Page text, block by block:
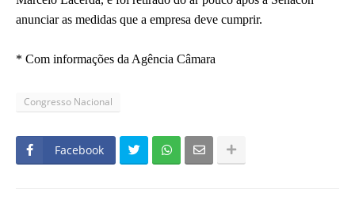
anunciar as medidas que a empresa deve cumprir.
* Com informações da Agência Câmara
Congresso Nacional
Facebook